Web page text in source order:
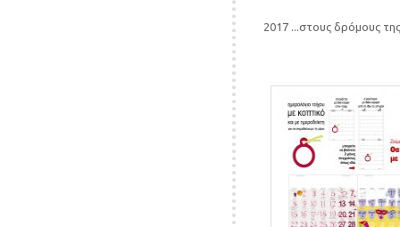
2017 ...στους δρόμους